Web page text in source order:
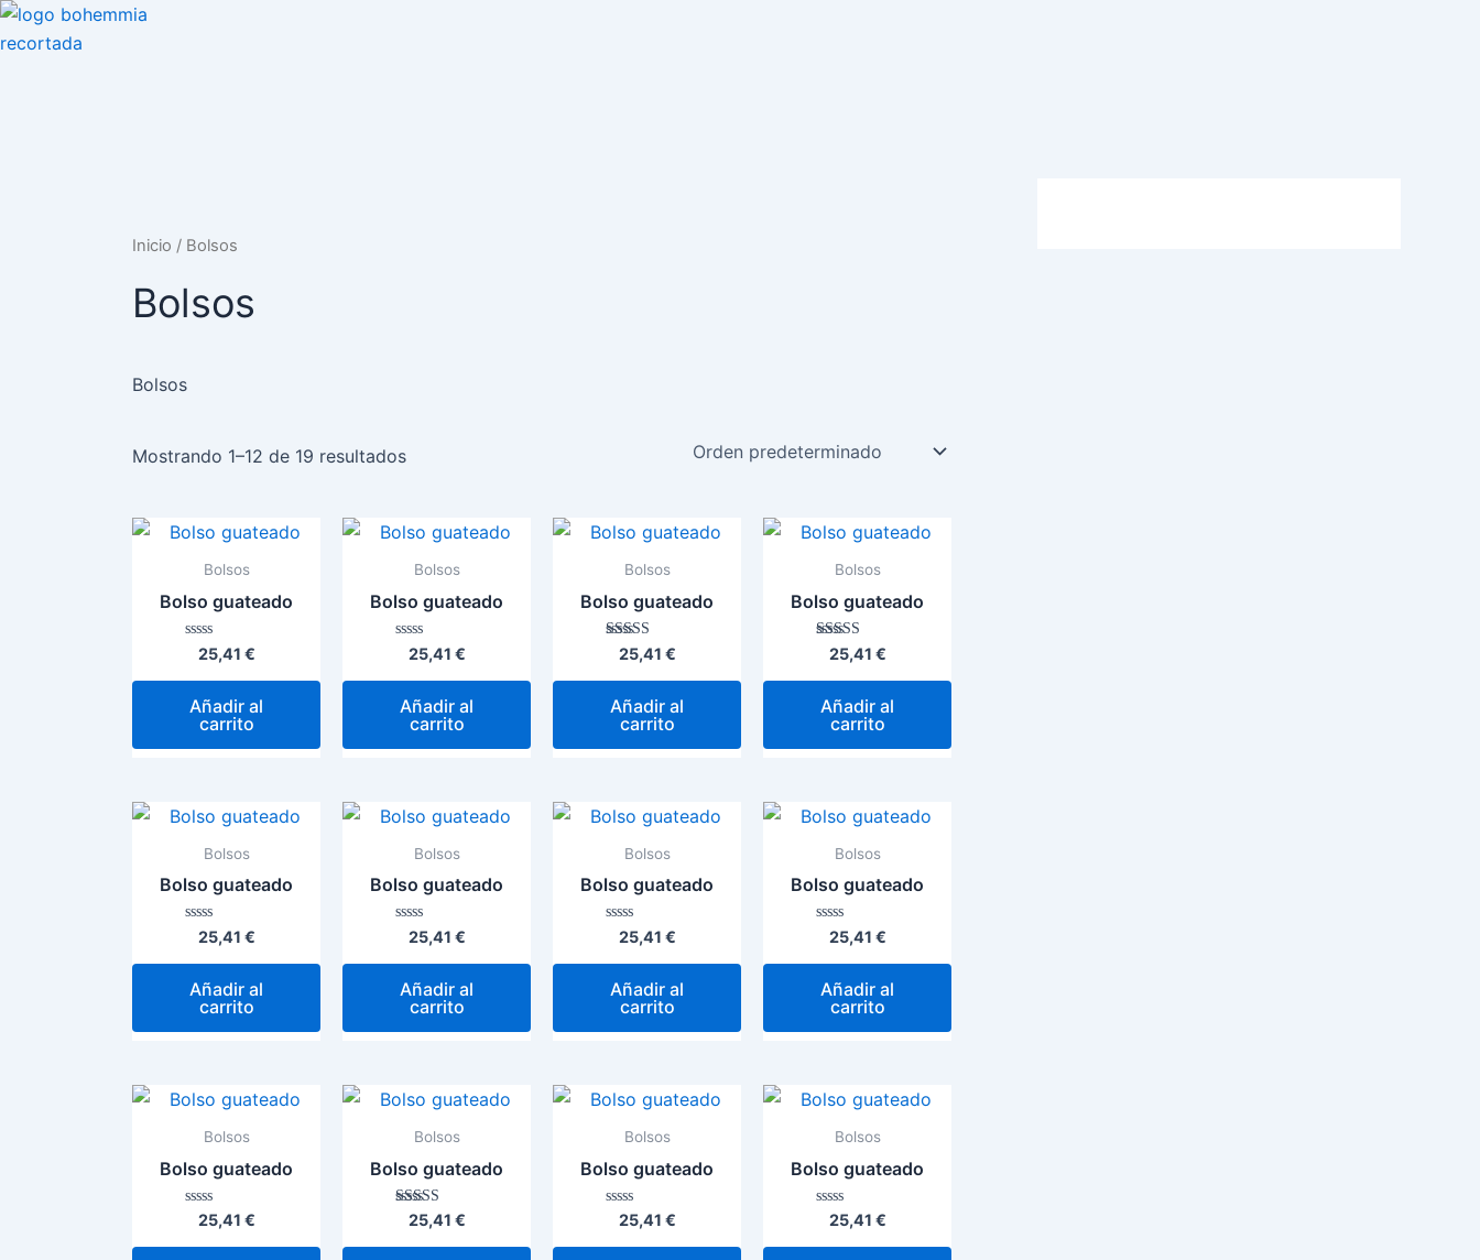
Ir
al
Inicio / Bolsos
Bolsos
Bolsos
Mostrando 1–12 de 19 resultados
Bolsos
Bolso guateado
Valorado
con
0
5
25,41 €
Añadir al
carrito
Bolsos
Bolso guateado
Valorado
con
0
5
25,41 €
Añadir al
carrito
Bolsos
Bolso guateado
Valorado con
5.00
de 5
25,41 €
Añadir al
carrito
Bolsos
Bolso guateado
Valorado con
5.00
de 5
25,41 €
Añadir al
carrito
Bolsos
Bolso guateado
Valorado
0
5
25,41 €
Añadir al
carrito
Bolsos
Bolso guateado
Valorado
0
5
25,41 €
Añadir al
carrito
Bolsos
Bolso guateado
Valorado
0
5
25,41 €
Añadir al
carrito
Bolsos
Bolso guateado
Valorado
0
5
25,41 €
Añadir al
carrito
Bolsos
Bolso guateado
Valorado
0
25,41 €
Bolsos
Bolso guateado
Valorado con
5.00
de 5
25,41 €
Bolsos
Bolso guateado
Valorado
0
25,41 €
Bolsos
Bolso guateado
Valorado
0
25,41 €